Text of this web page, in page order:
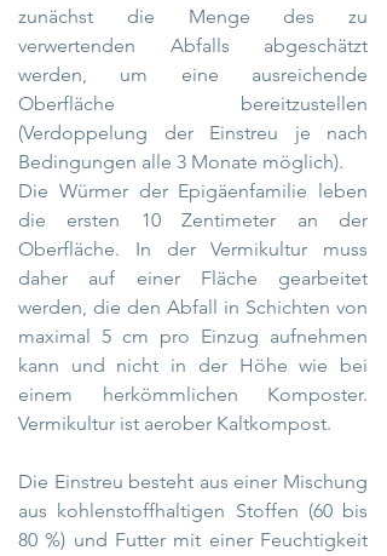
zunächst die Menge des zu
verwertenden Abfalls abgeschätzt
werden, um eine ausreichende
Oberfläche bereitzustellen
(Verdoppelung der Einstreu je nach
Bedingungen alle 3 Monate möglich).
Die Würmer der Epigäenfamilie leben
die ersten 10 Zentimeter an der
Oberfläche. In der Vermikultur muss
daher auf einer Fläche gearbeitet
werden, die den Abfall in Schichten von
maximal 5 cm pro Einzug aufnehmen
kann und nicht in der Höhe wie bei
einem herkömmlichen Komposter.
Vermikultur ist aerober Kaltkompost.
Die Einstreu besteht aus einer Mischung
aus kohlenstoffhaltigen Stoffen (60 bis
80 %) und Futter mit einer Feuchtigkeit